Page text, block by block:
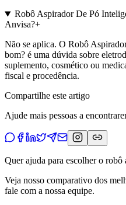
Robô Aspirador De Pó
Anvisa?+
Não se aplica. O Robô
bom? é uma dúvida sobre
suplemento, cosmético ou
fiscal e procedência.
Compartilhe este artigo
Ajude mais pessoas a
Quer ajuda para escolher o robô
Veja nosso comparativo dos
fale com a nossa equipe.